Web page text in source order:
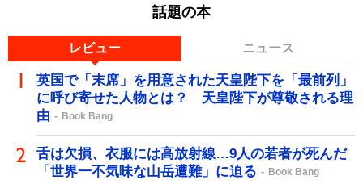
話題の本
レビュー ニュース
英国で「末席」を用意された天皇陛下を「最前列」
に呼び寄せた人物とは？ 天皇陛下が尊敬される理
由
Book Bang
舌は欠損、衣服には高放射線…9人の若者が死んだ
「世界一不気味な山岳遭難」に迫る
Book Bang